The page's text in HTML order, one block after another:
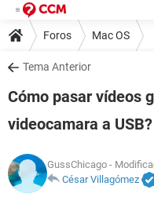
Foros Mac OS
Tema Anterior
Cómo pasar vídeos
videocamara a USB?
GussChicago -
César Villagómez